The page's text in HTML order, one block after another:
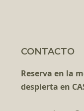
CONTACTO
Reserva en la
despierta en